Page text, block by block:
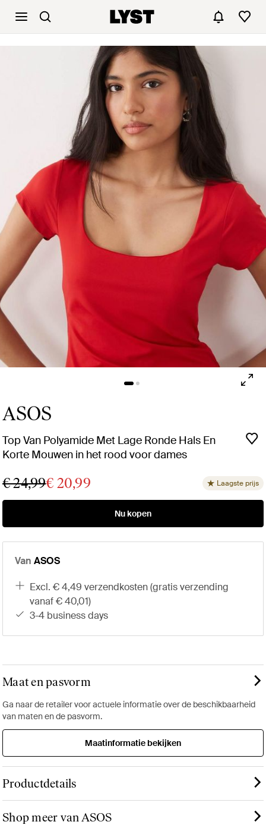
ASOS
Top Van Polyamide Met Lage Ronde Hals En
Korte Mouwen in het rood voor dames
€ 24,99€ 20,99 Laagste prijs
Nu kopen
Van ASOS
excl. € 4,49 verzendkosten (gratis verzending
vanaf € 40,01)
3-4 business days
Maat en pasvorm
Ga naar de retailer voor actuele informatie over de beschikbaarheid
van maten en de pasvorm.
Maatinformatie bekijken
Productdetails
Shop meer van ASOS